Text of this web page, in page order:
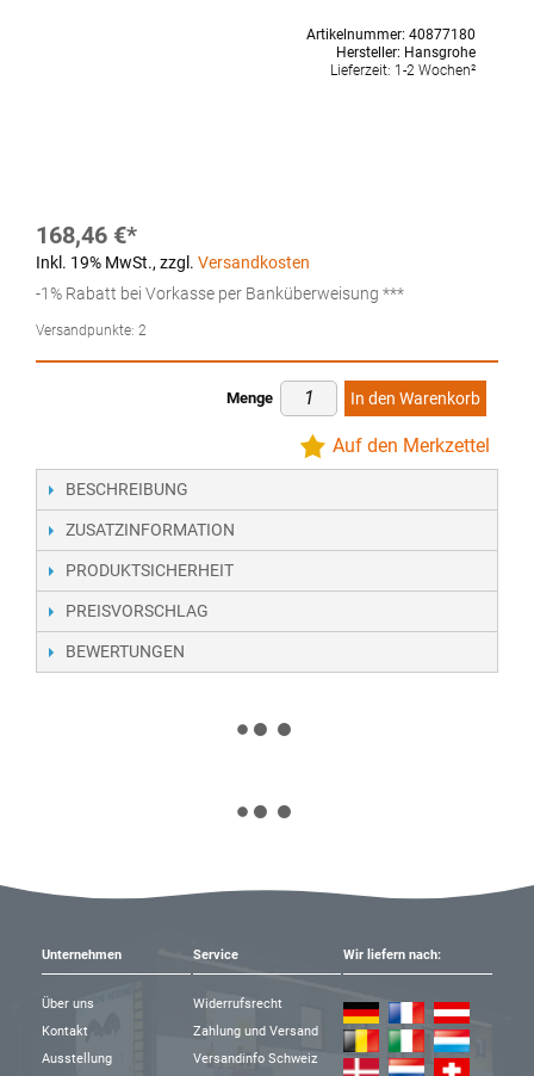
Artikelnummer: 40877180
Hersteller: Hansgrohe
Lieferzeit: 1-2 Wochen²
168,46 €
Inkl. 19% MwSt., zzgl. Versandkosten
-1% Rabatt bei Vorkasse per Banküberweisung ***
Versandpunkte: 2
Menge In den Warenkorb
Auf den Merkzettel
BESCHREIBUNG
ZUSATZINFORMATION
PRODUKTSICHERHEIT
PREISVORSCHLAG
BEWERTUNGEN
Unternehmen
Über uns
Kontakt
Ausstellung
Service
Widerrufsrecht
Zahlung und Versand
Versandinfo Schweiz
Wir liefern nach: